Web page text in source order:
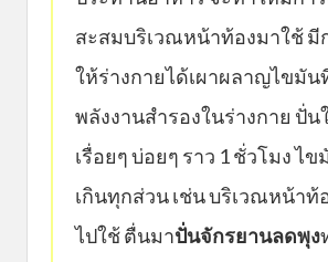
สะสมบริเวณหน้าท้องมาใช้ มี
ให้ร่างกายได้เผาผลาญไขมัน
พลังงานสำรองในร่างกาย ปั่น
เรื่อยๆ บ่อยๆ ราว 1 ชั่วโมง ไ
เกินทุกส่วน เช่น บริเวณหน้าท้
ไปใช้ ตื่นมาปั่นจักรยานลดพุง